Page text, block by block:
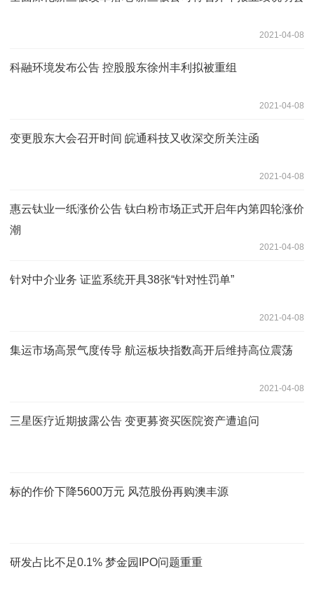
2021-04-08
科融环境发布公告 控股股东徐州丰利拟被重组
2021-04-08
变更股东大会召开时间 皖通科技又收深交所关注函
2021-04-08
惠云钛业一纸涨价公告 钛白粉市场正式开启年内第四轮涨价
潮
2021-04-08
针对中介业务 证监系统开具38张“针对性罚单”
2021-04-08
集运市场高景气度传导 航运板块指数高开后维持高位震荡
2021-04-08
三星医疗近期披露公告 变更募资买医院资产遭追问
标的作价下降5600万元 风范股份再购澳丰源
研发占比不足0.1% 梦金园IPO问题重重